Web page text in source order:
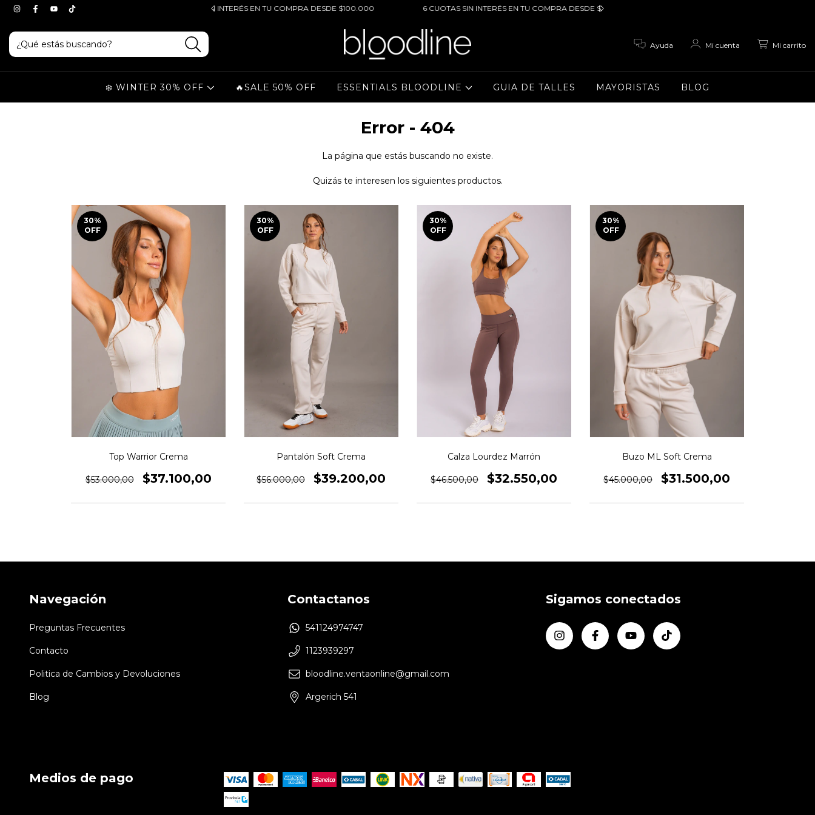
ENVIO GRATIS + 3 CUOTAS SIN INTERÉS EN TU COMPRA DESDE $100.000 6 CUOTAS SIN INTERÉS EN TU COMPRA DESDE $200.000
Ayuda Mi cuenta Mi carrito
❄️ WINTER 30% OFF 🔥SALE 50% OFF ESSENTIALS BLOODLINE GUIA DE TALLES MAYORISTAS BLOG
Error - 404
La página que estás buscando no existe.
Quizás te interesen los siguientes productos.
30%
OFF
Top Warrior Crema
$53.000,00 $37.100,00
30%
OFF
Pantalón Soft Crema
$56.000,00 $39.200,00
30%
OFF
Calza Lourdez Marrón
$46.500,00 $32.550,00
30%
OFF
Buzo ML Soft Crema
$45.000,00 $31.500,00
Navegación
Preguntas Frecuentes
Contacto
Politica de Cambios y Devoluciones
Blog
Contactanos
541124974747
1123939297
bloodline.ventaonline@gmail.com
Argerich 541
Sigamos conectados
Medios de pago